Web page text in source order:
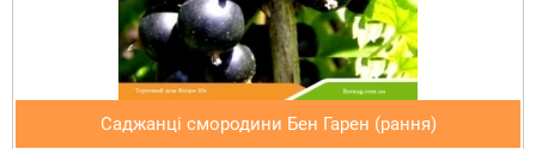
Саджанці смородини Бен Гарен (рання)